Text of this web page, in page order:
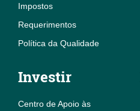
Impostos
Requerimentos
Política da Qualidade
Investir
Centro de Apoio às